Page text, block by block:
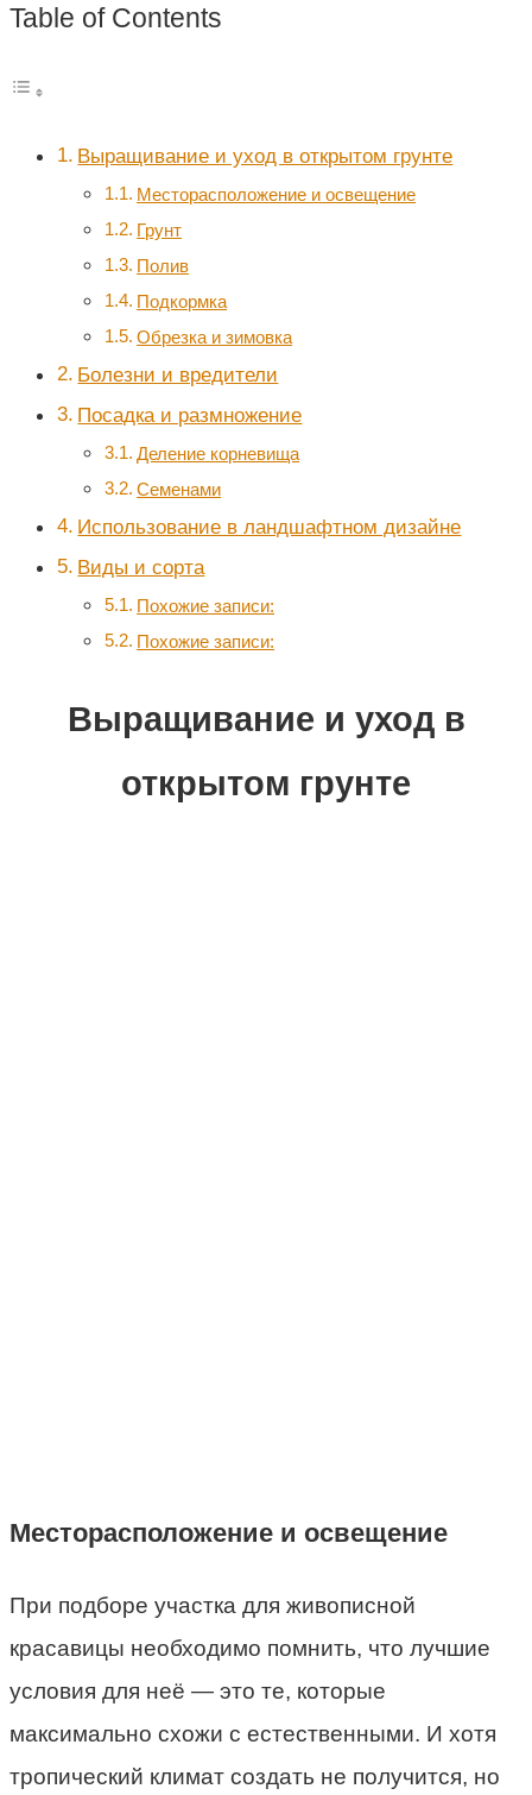
Table of Contents
Выращивание и уход в открытом грунте
Месторасположение и освещение
Грунт
Полив
Подкормка
Обрезка и зимовка
Болезни и вредители
Посадка и размножение
Деление корневища
Семенами
Использование в ландшафтном дизайне
Виды и сорта
Похожие записи:
Похожие записи:
Выращивание и уход в
открытом грунте
Месторасположение и освещение
При подборе участка для живописной
красавицы необходимо помнить, что лучшие
условия для неё — это те, которые
максимально схожи с естественными. И хотя
тропический климат создать не получится, но